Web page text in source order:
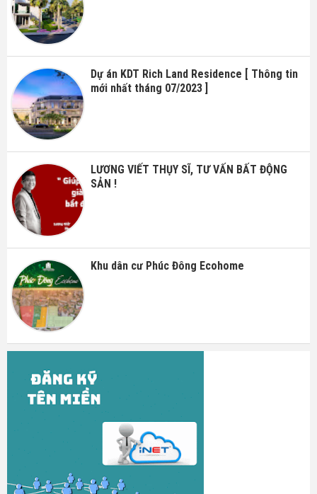
Dự án KDT Rich Land Residence [ Thông tin
mới nhất tháng 07/2023 ]
LƯƠNG VIẾT THỤY SĨ, TƯ VẤN BẤT ĐỘNG
SẢN !
Khu dân cư Phúc Đông Ecohome